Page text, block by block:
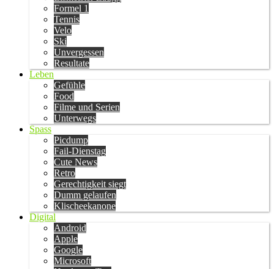
Formel 1
Tennis
Velo
Ski
Unvergessen
Resultate
Leben
Gefühle
Food
Filme und Serien
Unterwegs
Spass
Picdump
Fail-Dienstag
Cute News
Retro
Gerechtigkeit siegt
Dumm gelaufen
Klischeekanone
Digital
Android
Apple
Google
Microsoft